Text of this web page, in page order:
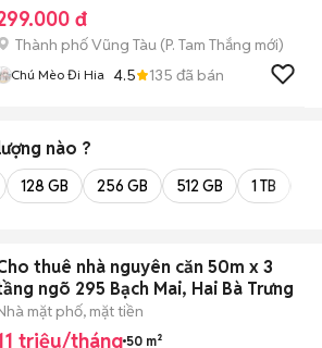
đ
Thành phố Vũng Tàu (P. Tam Thắng mới)
Chú Mèo Đi Hia 4.5 135 đã bán
nào ?
128 GB 256 GB 512 GB 1 TB
thuê nhà nguyên căn 50m x 3
ngõ 295 Bạch Mai, Hai Bà Trưng
mặt phố, mặt tiền
triệu/tháng50 m²